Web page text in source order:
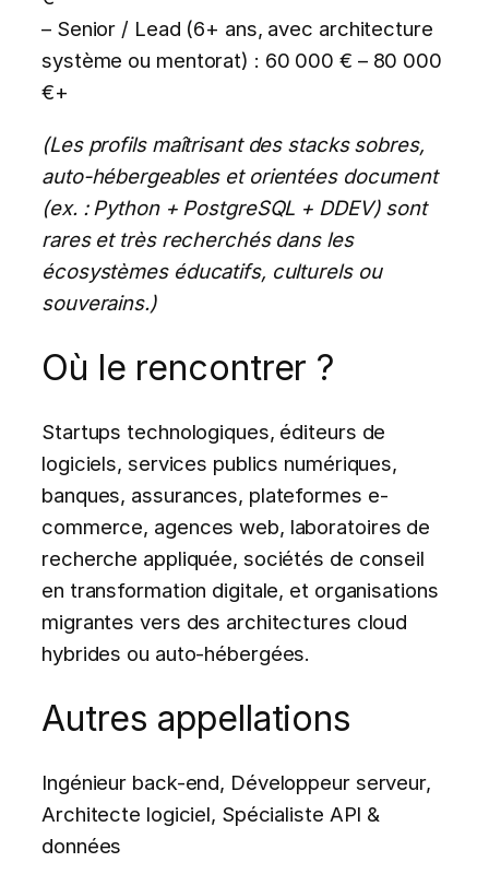
– Senior / Lead (6+ ans, avec architecture
système ou mentorat) : 60 000 € – 80 000
€+
(Les profils maîtrisant des stacks sobres,
auto-hébergeables et orientées document
(ex. : Python + PostgreSQL + DDEV) sont
rares et très recherchés dans les
écosystèmes éducatifs, culturels ou
souverains.)
Où le rencontrer ?
Startups technologiques, éditeurs de
logiciels, services publics numériques,
banques, assurances, plateformes e-
commerce, agences web, laboratoires de
recherche appliquée, sociétés de conseil
en transformation digitale, et organisations
migrantes vers des architectures cloud
hybrides ou auto-hébergées.
Autres appellations
Ingénieur back-end, Développeur serveur,
Architecte logiciel, Spécialiste API &
données